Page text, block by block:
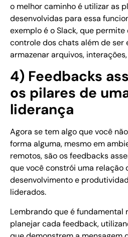
o melhor caminho é utilizar as
desenvolvidas para essa
exemplo é o Slack, que
controle dos chats além de ser
armazenar arquivos,
4) Feedbacks
os pilares de
liderança
Agora se tem algo que você
forma alguma, mesmo em
remotos, são os feedbacks
que você constrói uma relação
desenvolvimento e
liderados.
Lembrando que é fundamental
planejar cada feedback,